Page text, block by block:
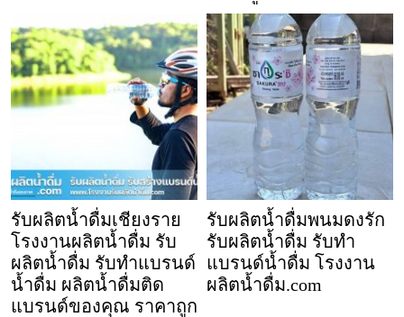
รับผลิตน้ำดื่มเชียงราย
โรงงานผลิตน้ำดื่ม รับ
ผลิตน้ำดื่ม รับทำแบรนด์
น้ำดื่ม ผลิตน้ำดื่มติด
แบรนด์ของคุณ ราคาถูก
รับผลิตน้ำดื่มพนมดงรัก
รับผลิตน้ำดื่ม รับทำ
แบรนด์น้ำดื่ม โรงงาน
ผลิตน้ำดื่ม.com